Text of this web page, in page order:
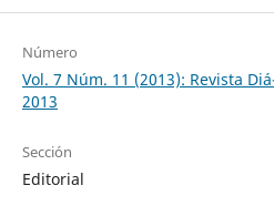
Número
Vol. 7 Núm. 11 (2013): Revista
2013
Sección
Editorial